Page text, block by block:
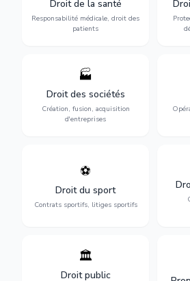
Droit de la santé
Responsabilité médicale, droit des
patients
médicales, responsabilité
des praticiens et
indemnisation.
🏭
Droit des sociétés
Création, fusion, acquisition
d'entreprises
Structuration de votre
société : création, fusion-
acquisition, gouvernance et
restructuration.
⚽
Droit du sport
Contrats sportifs, litiges sportifs
Expertise en droit sportif :
transferts, sponsoring et
contentieux.
🏛️
Droit public
Gestion de vos relations
avec l'administration :